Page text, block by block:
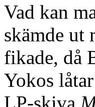
Vad kan
skämde ut
fikade, då
Yokos
LP-skiva